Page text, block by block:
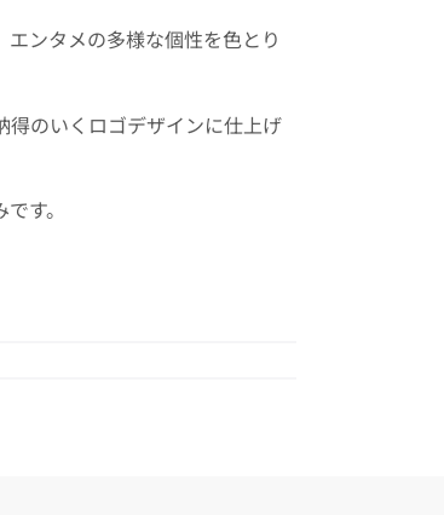
ンタメの多様な個性を色とり
のいくロゴデザインに仕上げ
す。